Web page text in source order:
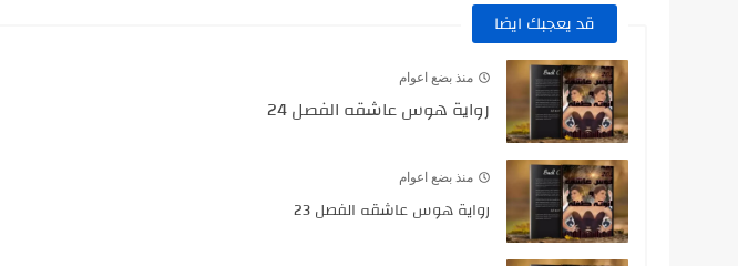
قد يعجبك ايضا
منذ بضع اعوام
رواية هوس عاشقه الفصل 24
منذ بضع اعوام
رواية هوس عاشقه الفصل 23